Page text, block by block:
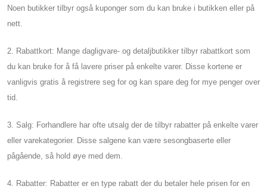
Noen butikker tilbyr også kuponger som du kan bruke i butikken eller på
nett.
2. Rabattkort: Mange dagligvare- og detaljbutikker tilbyr rabattkort som
du kan bruke for å få lavere priser på enkelte varer. Disse kortene er
vanligvis gratis å registrere seg for og kan spare deg for mye penger over
tid.
3. Salg: Forhandlere har ofte utsalg der de tilbyr rabatter på enkelte varer
eller varekategorier. Disse salgene kan være sesongbaserte eller
pågående, så hold øye med dem.
4. Rabatter: Rabatter er en type rabatt der du betaler hele prisen for en